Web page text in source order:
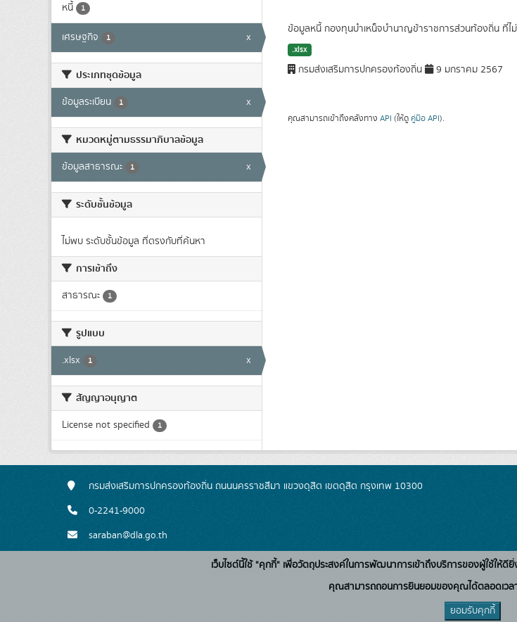
หนี้ 1
เศรษฐกิจ 1 x
ประเภทชุดข้อมูล
ข้อมูลระเบียน 1 x
หมวดหมู่ตามธรรมาภิบาลข้อมูล
ข้อมูลสาธารณะ 1 x
ระดับชั้นข้อมูล
ไม่พบ ระดับชั้นข้อมูล ที่ตรงกับที่ค้นหา
การเข้าถึง
สาธารณะ 1
รูปแบบ
.xlsx 1 x
สัญญาอนุญาต
License not specified 1
ข้อมูลหนี้ กองทุนบำเหน็จบำนาญข้าราชการส่วนท้องถิ่น ที่ไ
.xlsx
กรมส่งเสริมการปกครองท้องถิ่น 9 มกราคม 2567
คุณสามารถเข้าถึงคลังทาง API (ให้ดู คู่มือ API).
กรมส่งเสริมการปกครองท้องถิ่น ถนนนครราชสีมา แขวงดุสิต เขตดุสิต กรุงเทพ 10300
0-2241-9000
saraban@dla.go.th
เว็บไซต์นี้ใช้ "คุกกี้" เพื่อวัตถุประสงค์ในการพัฒนาการเข้าถึงบริการของผู้ใช้ให้
คุณสามารถถอนการยินยอมของคุณได้ตลอดเวล
ยอมรับคุกกี้